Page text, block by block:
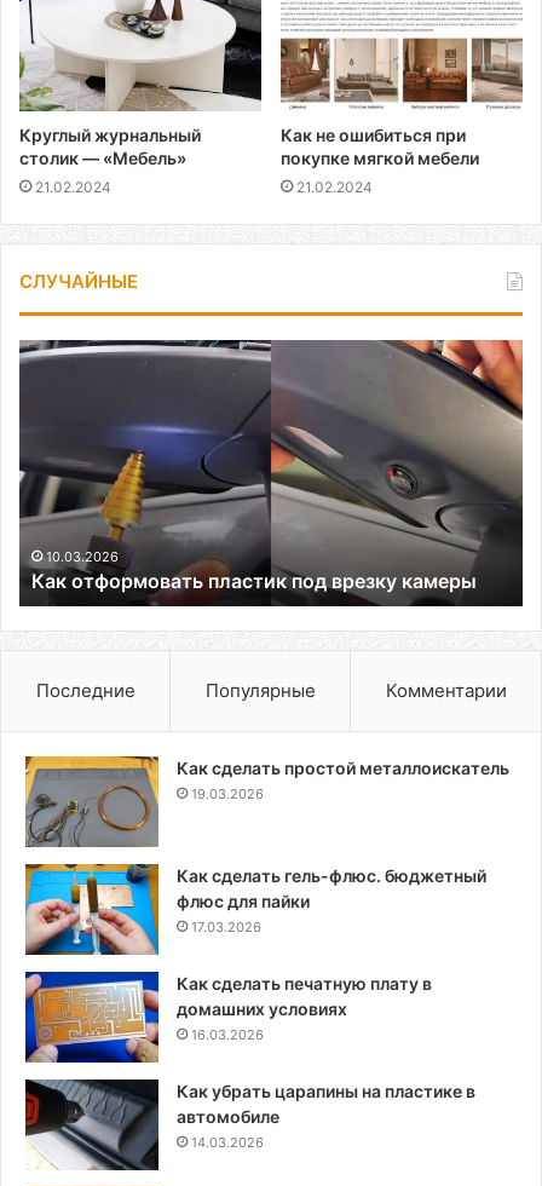
Круглый журнальный
столик — «Мебель»
21.02.2024
Как не ошибиться при
покупке мягкой мебели
21.02.2024
СЛУЧАЙНЫЕ
Как
врезку
камеры
10.03.2026
Как отформовать пластик под врезку камеры
Последние Популярные Комментарии
Как сделать простой металлоискатель
19.03.2026
Как сделать гель-флюс. бюджетный
флюс для пайки
17.03.2026
Как сделать печатную плату в
домашних условиях
16.03.2026
Как убрать царапины на пластике в
автомобиле
14.03.2026